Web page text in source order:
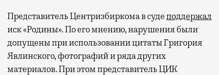
Представитель Центризбиркома в судеподдержал
иск «Родины». По его мнению, нарушения были
допущены при использовании цитаты Григория
Явлинского, фотографий и ряда других
материалов. При этом представитель ЦИК